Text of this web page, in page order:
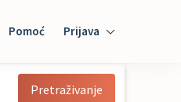
Pomoć Prijava
Pretraživanje